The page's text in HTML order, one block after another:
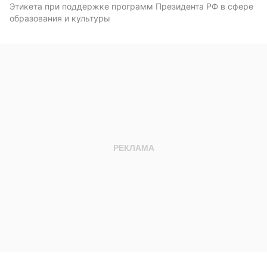
Этикета при поддержке программ Президента РФ в сфере
образования и культуры